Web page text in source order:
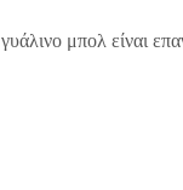
μπολ είναι